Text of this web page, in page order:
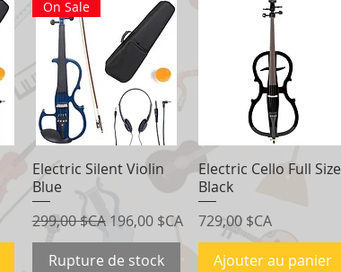
Aperçu rapide
On Sale
Electric Silent Violin
Blue
Prix original
299,00 $CA Prix promotionnel
196,00 $CA
Rupture de stock
Aperçu rapide
Electric Cello Full Size
Black
Prix
729,00 $CA
Ajouter au panier